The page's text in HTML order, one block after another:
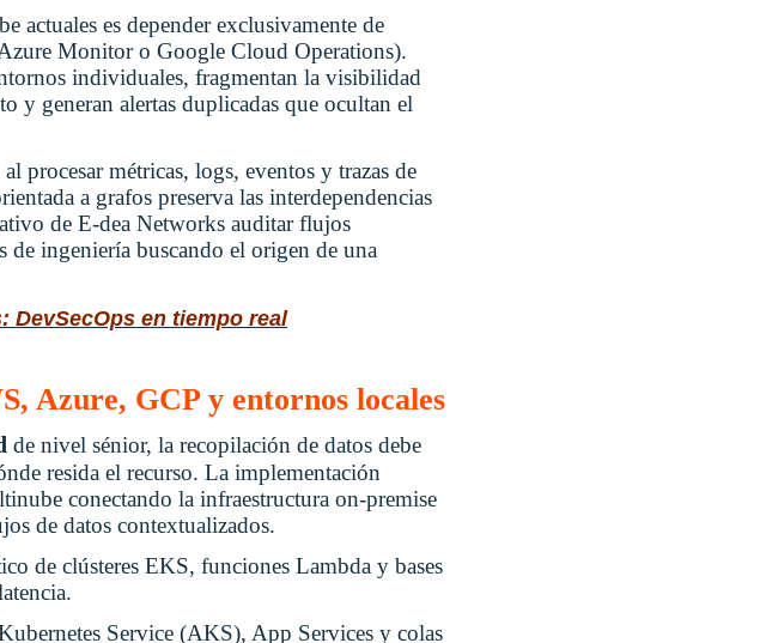
actuales es depender exclusivamente de
Monitor o Google Cloud Operations).
individuales, fragmentan la visibilidad
y generan alertas duplicadas que ocultan el
procesar métricas, logs, eventos y trazas de
a grafos preserva las interdependencias
de E-dea Networks auditar flujos
de ingeniería buscando el origen de una
DevSecOps en tiempo real
Azure, GCP y entornos locales
de nivel sénior, la recopilación de datos debe
resida el recurso. La implementación
conectando la infraestructura on-premise
de datos contextualizados.
de clústeres EKS, funciones Lambda y bases
Service (AKS), App Services y colas